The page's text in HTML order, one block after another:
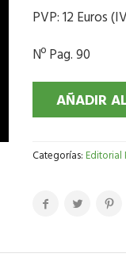
PVP: 12 Euros
Nº Pag. 90
AÑADIR
Categorías:Editorial